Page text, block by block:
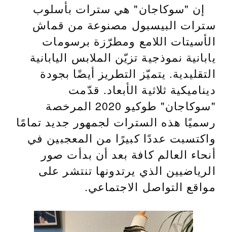
إن "سوكاجان" هي سترات بأسلوب
سترات البيسبول مصنوعة من قماش
الأسيتات اللامع ومطرّزة برسومات
يابانية نموذجية تزيّن الملابس اليابانية
التقليدية. يتميّز التطريز أيضًا بجودة
ديناميكية ثلاثية الأبعاد. قدّمت
"سوكاجان" طوكيو 2020 المرخصة
رسميًا هذه السترات لجمهور جديد تمامًا
واكتسبت عددًا كبيرًا من المعجبين في
أنحاء العالم كافة بعد أن بدأت صور
الرياضيين الذي يرتدونها تنتشر على
مواقع التواصل الاجتماعي.